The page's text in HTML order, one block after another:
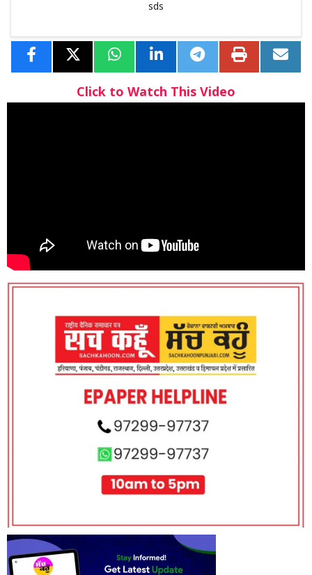
sds
Click to Watch This Video